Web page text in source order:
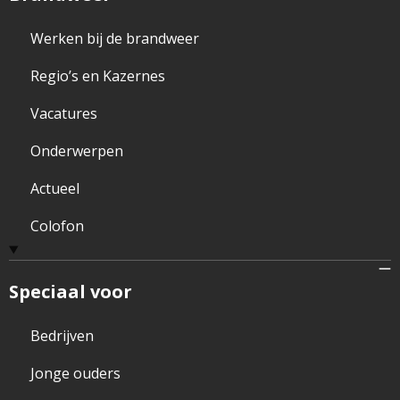
Werken bij de brandweer
Regio’s en Kazernes
Vacatures
Onderwerpen
Actueel
Colofon
Speciaal voor
Bedrijven
Jonge ouders